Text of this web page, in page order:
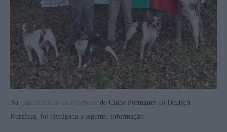
Na página oficial do Facebook do Clube Português do Deutsch
Kurzhaar, foi divulgada a seguinte informação: